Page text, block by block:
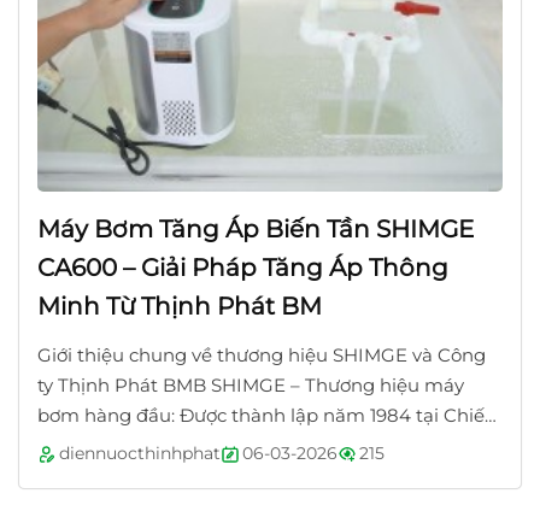
Máy Bơm Tăng Áp Biến Tần SHIMGE
CA600 – Giải Pháp Tăng Áp Thông
Minh Từ Thịnh Phát BM
Giới thiệu chung về thương hiệu SHIMGE và Công
ty Thịnh Phát BMB SHIMGE – Thương hiệu máy
bơm hàng đầu: Được thành lập năm 1984 tại Chiết
Giang, Trung Quốc – trung tâm của ngành công...
diennuocthinhphat 06-03-2026 215
Giải pháp khi nguồn nước thủy